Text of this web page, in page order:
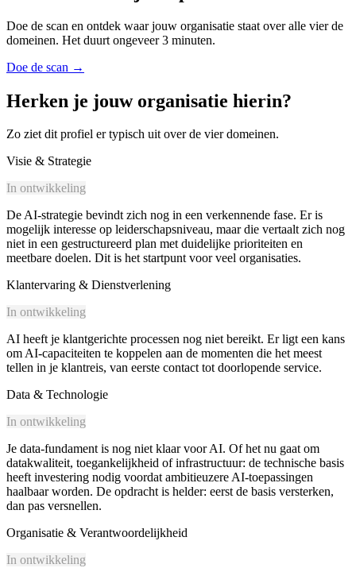
Doe de scan en ontdek waar jouw organisatie staat over alle vier de
domeinen. Het duurt ongeveer 3 minuten.
Doe de scan →
Herken je jouw organisatie hierin?
Zo ziet dit profiel er typisch uit over de vier domeinen.
Visie & Strategie
In ontwikkeling
De AI-strategie bevindt zich nog in een verkennende fase. Er is
mogelijk interesse op leiderschapsniveau, maar die vertaalt zich nog
niet in een gestructureerd plan met duidelijke prioriteiten en
meetbare doelen. Dit is het startpunt voor veel organisaties.
Klantervaring & Dienstverlening
In ontwikkeling
AI heeft je klantgerichte processen nog niet bereikt. Er ligt een kans
om AI-capaciteiten te koppelen aan de momenten die het meest
tellen in je klantreis, van eerste contact tot doorlopende service.
Data & Technologie
In ontwikkeling
Je data-fundament is nog niet klaar voor AI. Of het nu gaat om
datakwaliteit, toegankelijkheid of infrastructuur: de technische basis
heeft investering nodig voordat ambitieuzere AI-toepassingen
haalbaar worden. De opdracht is helder: eerst de basis versterken,
dan pas versnellen.
Organisatie & Verantwoordelijkheid
In ontwikkeling